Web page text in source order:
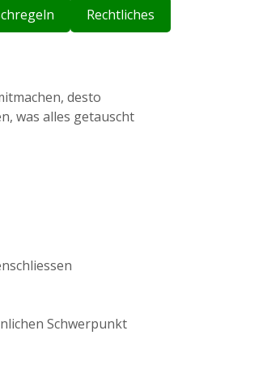
Rechtliches
desto
was alles getauscht
Schwerpunkt